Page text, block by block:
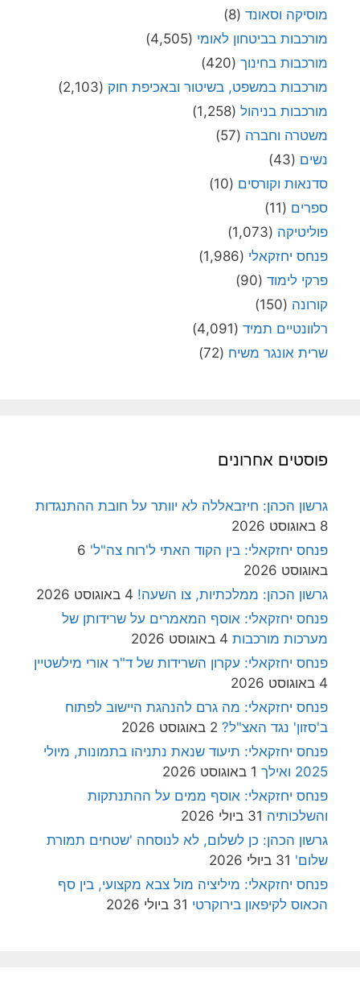
מוסיקה וסאונד (8)
מורכבות בביטחון לאומי (4,505)
מורכבות בחינוך (420)
מורכבות במשפט, בשיטור ובאכיפת חוק (2,103)
מורכבות בניהול (1,258)
משטרה וחברה (57)
נשים (43)
סדנאות וקורסים (10)
ספרים (11)
פוליטיקה (1,073)
פנחס יחזקאלי (1,986)
פרקי לימוד (90)
קורונה (150)
רלוונטיים תמיד (4,091)
שרית אונגר משיח (72)
פוסטים אחרונים
גרשון הכהן: חיזבאללה לא יוותר על חובת ההתנגדות
8 באוגוסט 2026
פנחס יחזקאלי: בין הקוד האתי ל'רוח צה"ל' 6
באוגוסט 2026
גרשון הכהן: ממלכתיות, צו השעה! 4 באוגוסט 2026
פנחס יחזקאלי: אוסף המאמרים על שרידותן של
מערכות מורכבות 4 באוגוסט 2026
פנחס יחזקאלי: עקרון השרידות של ד"ר אורי מילשטיין
4 באוגוסט 2026
פנחס יחזקאלי: מה גרם להנהגת היישוב לפתוח
ב'סזון' נגד האצ"ל? 2 באוגוסט 2026
פנחס יחזקאלי: תיעוד שנאת נתניהו בתמונות, מיולי
2025 ואילך
1 באוגוסט 2026
פנחס יחזקאלי: אוסף ממים על ההתנתקות
והשלכותיה 31 ביולי 2026
גרשון הכהן: כן לשלום, לא לנוסחה 'שטחים תמורת
שלום' 31 ביולי 2026
פנחס יחזקאלי: מיליציה מול צבא מקצועי, בין סף
הכאוס לקיפאון בירוקרטי 31 ביולי 2026